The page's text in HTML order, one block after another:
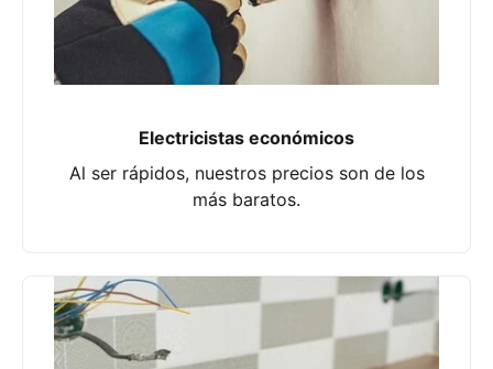
Electricistas económicos
Al ser rápidos, nuestros precios son de los
más baratos.